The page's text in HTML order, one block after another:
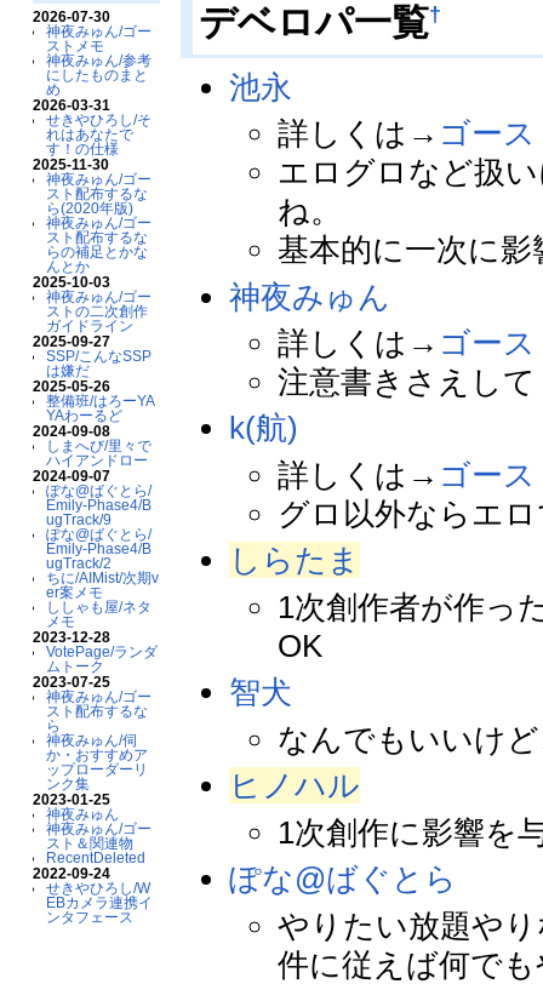
2026-07-30
神夜みゅん/ゴー
ストメモ
神夜みゅん/参考
にしたものまと
め
2026-03-31
せきやひろし/そ
れはあなたで
す！の仕様
2025-11-30
神夜みゅん/ゴー
スト配布するな
ら(2020年版)
神夜みゅん/ゴー
スト配布するな
らの補足とかな
んとか
2025-10-03
神夜みゅん/ゴー
ストの二次創作
ガイドライン
2025-09-27
SSP/こんなSSP
は嫌だ
2025-05-26
整備班/はろーYA
YAわーるど
2024-09-08
しまへび/里々で
ハイアンドロー
2024-09-07
ぽな@ばぐとら/
Emily-Phase4/B
ugTrack/9
ぽな@ばぐとら/
Emily-Phase4/B
ugTrack/2
ちに/AIMist/次期v
er案メモ
ししゃも屋/ネタ
メモ
2023-12-28
VotePage/ランダ
ムトーク
2023-07-25
神夜みゅん/ゴー
スト配布するな
ら
神夜みゅん/伺
か・おすすめア
ップローダーリ
ンク集
2023-01-25
神夜みゅん
神夜みゅん/ゴー
スト＆関連物
RecentDeleted
2022-09-24
せきやひろし/W
EBカメラ連携イ
ンタフェース
デベロパ一覧†
池永
詳しくは→ ゴー
エログロなど扱
ね。
基本的に一次に
神夜みゅん
詳しくは→ ゴー
注意書きさえし
k(航)
詳しくは→ ゴー
グロ以外ならエ
しらたま
1次創作者が作っ
OK
智犬
なんでもいいけ
ヒノハル
1次創作に影響を
ぽな@ばぐとら
やりたい放題や
件に従えば何で